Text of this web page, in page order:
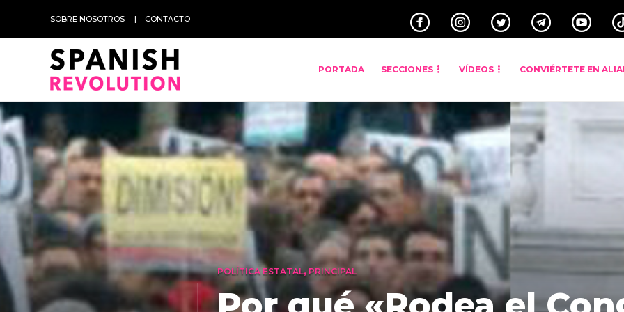
SOBRE NOSOTROS CONTACTO
PORTADA SECCIONES VÍDEOS CONVIÉRTETE EN
POLÍTICA ESTATAL, PRINCIPAL